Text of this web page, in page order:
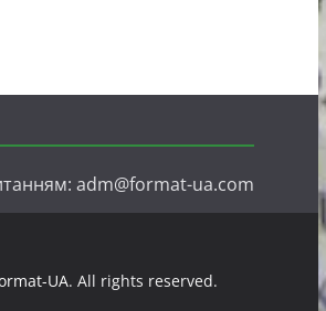
adm@format-ua.com
UA. All rights reserved.